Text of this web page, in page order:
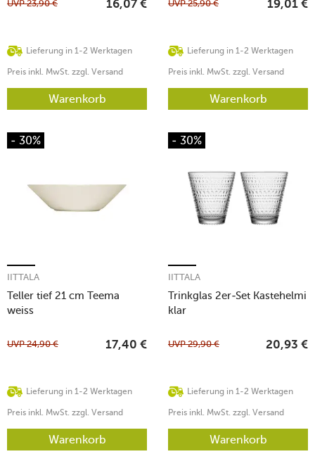
Lieferung in 1-2 Werktagen
UVP23,90 € 16,07 €
Preis inkl. MwSt. zzgl. Versand
Warenkorb
Lieferung in 1-2 Werktagen
UVP25,90 € 19,01 €
Preis inkl. MwSt. zzgl. Versand
Warenkorb
- 30%
Teller tief 21 cm Teema
weiss
IITTALA
Lieferung in 1-2 Werktagen
UVP24,90 € 17,40 €
Preis inkl. MwSt. zzgl. Versand
Warenkorb
- 30%
Trinkglas 2er-Set Kastehelmi
klar
IITTALA
Lieferung in 1-2 Werktagen
UVP29,90 € 20,93 €
Preis inkl. MwSt. zzgl. Versand
Warenkorb